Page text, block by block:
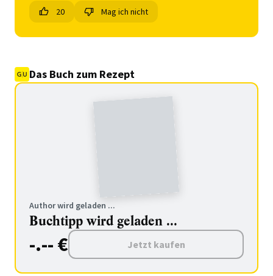
20 Mag ich nicht
Das Buch zum Rezept
Author wird geladen ...
Buchtipp wird geladen ...
-.-- € Jetzt kaufen